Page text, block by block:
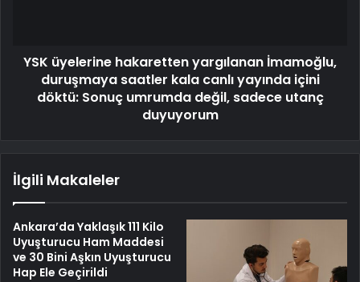
YSK üyelerine hakaretten yargılanan İmamoğlu,
duruşmaya saatler kala canlı yayında içini
döktü: Sonuç umrumda değil, sadece utanç
duyuyorum
İlgili Makaleler
Ankara’da Yaklaşık 111 Kilo
Uyuşturucu Ham Maddesi
ve 30 Bini Aşkın Uyuşturucu
Hap Ele Geçirildi